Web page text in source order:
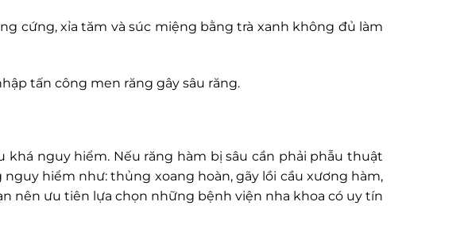
cứng, xỉa tăm và súc miệng bằng trà xanh không đủ làm
tấn công men răng gây sâu răng.
nguy hiểm. Nếu răng hàm bị sâu cần phải phẫu thuật
hiểm như: thủng xoang hoàn, gãy lồi cầu xương hàm,
nên ưu tiên lựa chọn những bệnh viện nha khoa có uy tín